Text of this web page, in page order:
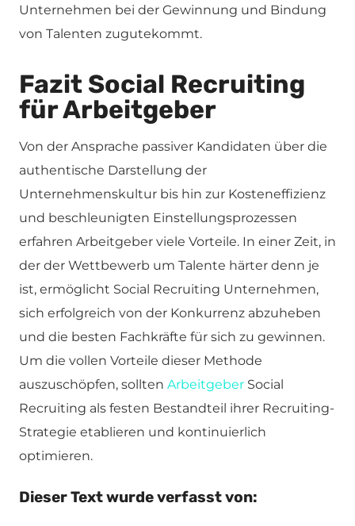
Unternehmen bei der Gewinnung und Bindung
von Talenten zugutekommt.
Fazit Social Recruiting
für Arbeitgeber
Von der Ansprache passiver Kandidaten über die
authentische Darstellung der
Unternehmenskultur bis hin zur Kosteneffizienz
und beschleunigten Einstellungsprozessen
erfahren Arbeitgeber viele Vorteile. In einer Zeit, in
der der Wettbewerb um Talente härter denn je
ist, ermöglicht Social Recruiting Unternehmen,
sich erfolgreich von der Konkurrenz abzuheben
und die besten Fachkräfte für sich zu gewinnen.
Um die vollen Vorteile dieser Methode
auszuschöpfen, sollten Arbeitgeber Social
Recruiting als festen Bestandteil ihrer Recruiting-
Strategie etablieren und kontinuierlich
optimieren.
Dieser Text wurde verfasst von: